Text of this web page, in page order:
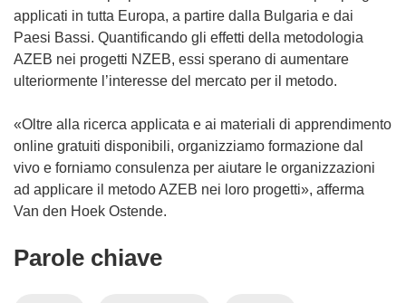
v
e
applicati in tutta Europa, a partire dalla Bulgaria e dai
Paesi Bassi. Quantificando gli effetti della metodologia
AZEB nei progetti NZEB, essi sperano di aumentare
ulteriormente l’interesse del mercato per il metodo.
«Oltre alla ricerca applicata e ai materiali di apprendimento
online gratuiti disponibili, organizziamo formazione dal
vivo e forniamo consulenza per aiutare le organizzazioni
ad applicare il metodo AZEB nei loro progetti», afferma
Van den Hoek Ostende.
Parole chiave